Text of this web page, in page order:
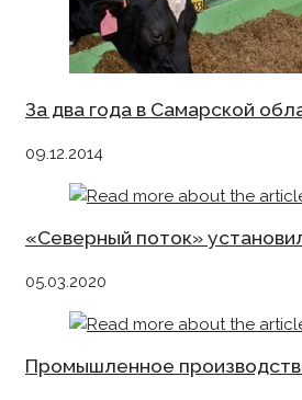
За два года в Самарской
09.12.2014
«Северный поток»
05.03.2020
Промышленное